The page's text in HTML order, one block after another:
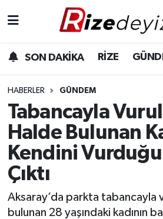
SON DAKİKA RİZE
HABERLER GÜNDEM
Tabancayla
Halde Bulunan
Kendini
Çıktı
Aksaray’da parkta tabancayla
bulunan 28 yaşındaki kadının
Gündem
Yurttan Haberler
Ekonomi
Teknoloji
Sağlık
Rize Hava Durumu
Rize Trafik Yoğunluk Haritası
Süper Lig Puan Durumu ve
Tüm Manşetler
Son Dakika Haberleri